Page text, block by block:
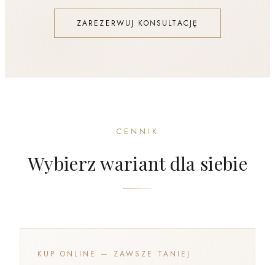
ZAREZERWUJ KONSULTACJĘ
CENNIK
Wybierz wariant dla siebie
KUP ONLINE — ZAWSZE TANIEJ